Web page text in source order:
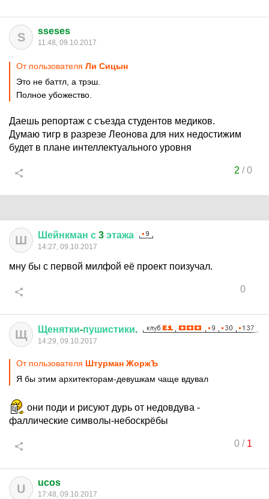
S sseses
11:48, 09.10.2017
От пользователя Ли Сицын
Это не баттл, а трэш.
Полное убожество.
Даешь репортаж с съезда студентов медиков.
Думаю тигр в разрезе Леонова для них недостижим
будет в плане интеллектуального уровня
2 /0
Ш Шейнкман с 3 этажа
14:27, 09.10.2017
мну бы с первой милфой её проект поизучал.
0
Щ Щенятки-пушистики.
14:29, 09.10.2017
От пользователя Штурман ЖоржЪ
Я бы этим архитекторам-девушкам чаще вдувал
они поди и рисуют дурь от недовдува -
фаллические символы-небоскрёбы
0/ 1
U ucos
17:48, 09.10.2017